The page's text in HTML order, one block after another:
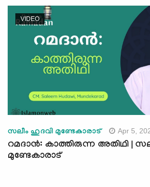
VIDEO
സലീം ഹുദവി മുണ്ടേകാരാട് Apr 5,
റമദാൻ: കാത്തിരുന്ന അതിഥി |
മുണ്ടേകാരാട്